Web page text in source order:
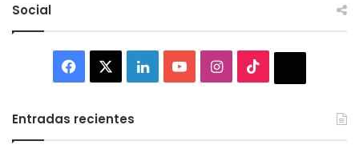
Social
Facebook LinkedInYouTubeInstagram
Entradas recientes